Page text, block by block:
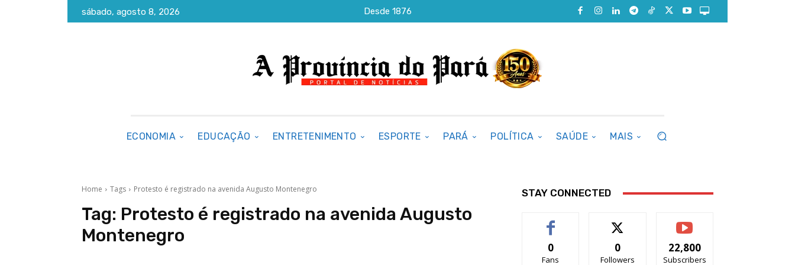
sábado, agosto 8, 2026 Desde 1876
ECONOMIA EDUCAÇÃO ENTRETENIMENTO ESPORTE PARÁ POLÍTICA SAÚDE MAIS
Home Tags Protesto é registrado na avenida Augusto Montenegro
Tag: Protesto é registrado na avenida Augusto
Montenegro
STAY CONNECTED
0
Fans
0
Followers
22,800
Subscribers